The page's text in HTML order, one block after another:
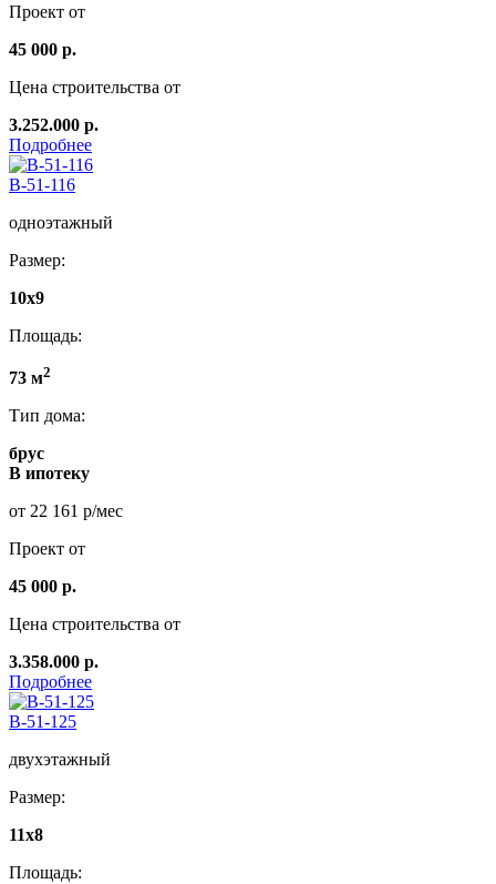
Проект от
45 000 р.
Цена строительства от
3.252.000 р.
Подробнее
B-51-116
одноэтажный
Размер:
10х9
Площадь:
73 м2
Тип дома:
брус
В ипотеку
от 22 161 р/мес
Проект от
45 000 р.
Цена строительства от
3.358.000 р.
Подробнее
B-51-125
двухэтажный
Размер:
11х8
Площадь: